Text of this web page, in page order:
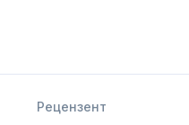
Рецензент